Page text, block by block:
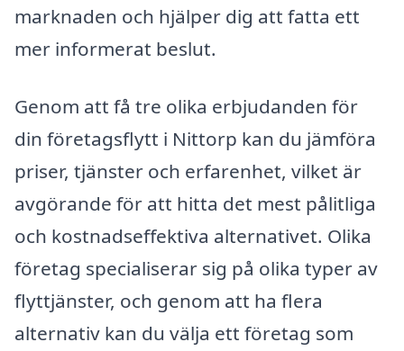
marknaden och hjälper dig att fatta ett
mer informerat beslut.
Genom att få tre olika erbjudanden för
din företagsflytt i Nittorp kan du jämföra
priser, tjänster och erfarenhet, vilket är
avgörande för att hitta det mest pålitliga
och kostnadseffektiva alternativet. Olika
företag specialiserar sig på olika typer av
flyttjänster, och genom att ha flera
alternativ kan du välja ett företag som